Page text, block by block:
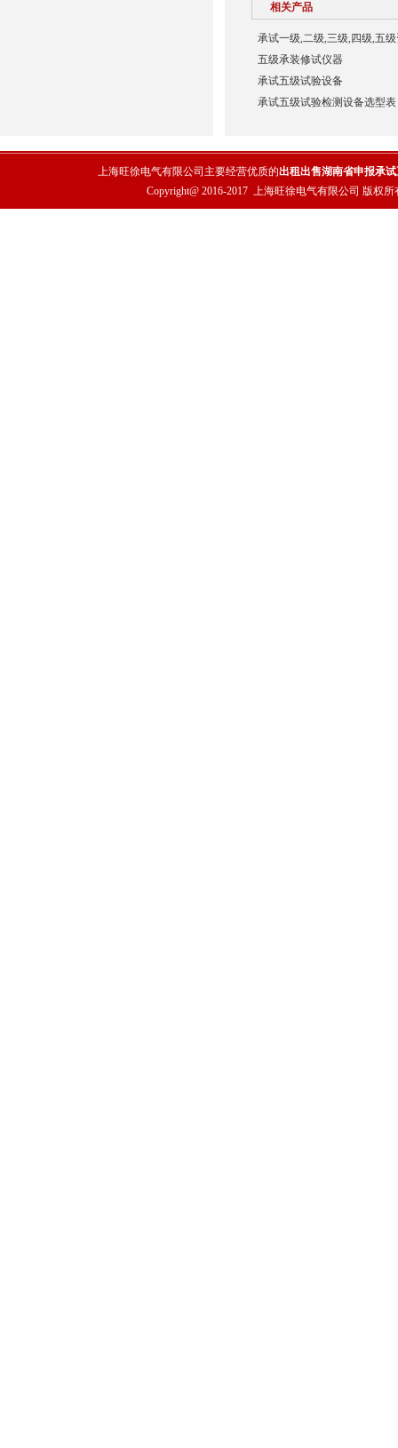
相关产品
承试一级,二级,三级,四级,五
五级承装修试仪器
承试五级试验设备
承试五级试验检测设备选型表
上海旺徐电气有限公司主要经营优质的出租出售湖南省申报承
Copyright@ 2016-2017 上海旺徐电气有限公司 版权